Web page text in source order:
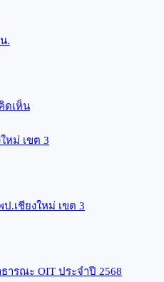
.
ดเห็น
หม่ เขต 3
.เชียงใหม่ เขต 3
ารณะ OIT ประจำปี 2568